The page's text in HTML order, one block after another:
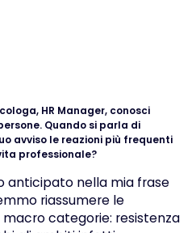
HR Manager, conosci
Quando si parla di
avviso le reazioni più frequenti
professionale?
anticipato nella mia frase
riassumere le
categorie: resistenza